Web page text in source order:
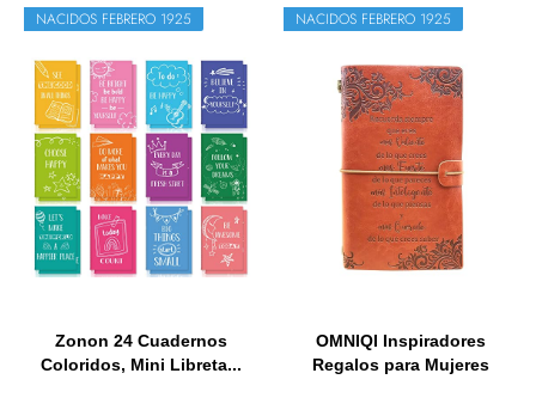
NACIDOS FEBRERO 1925
Zonon 24 Cuadernos
Coloridos, Mini Libreta...
NACIDOS FEBRERO 1925
OMNIQI Inspiradores
Regalos para Mujeres